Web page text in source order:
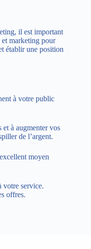
il est important
marketing pour
établir une position
à votre public
et à augmenter vos
de l’argent.
moyen
service.
offres.